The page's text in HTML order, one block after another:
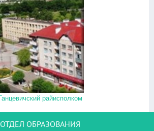
Ганцевичский райисполком
ОТДЕЛ ОБРАЗОВАНИЯ